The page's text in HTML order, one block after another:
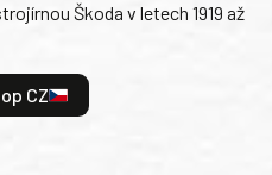
Škoda v letech 1919 až
CZ